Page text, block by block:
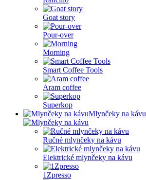
Goat story
Pour-over
Morning
Smart Coffee Tools
Aram coffee
Superkop
Mlynčeky na kávu
Ručné mlynčeky na kávu
Elektrické mlynčeky na kávu
1Zpresso